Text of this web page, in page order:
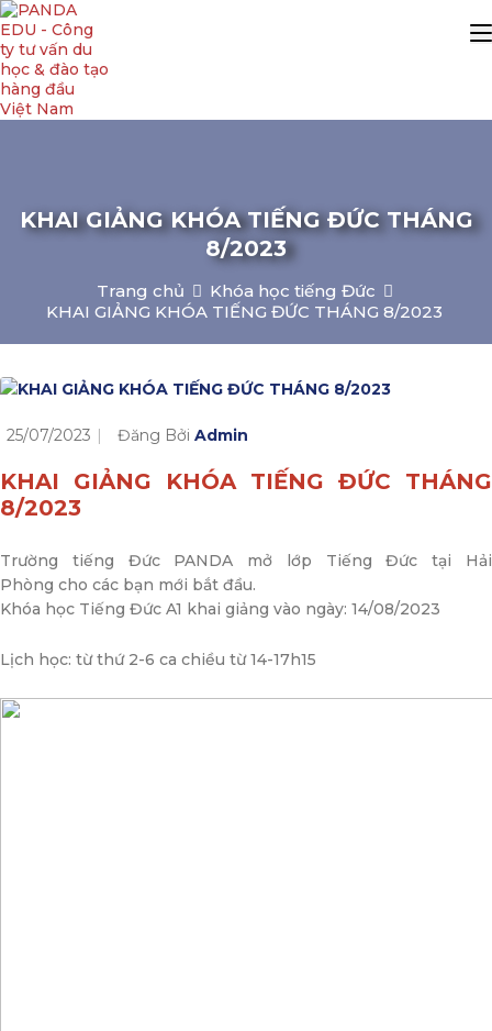
KHAI GIẢNG KHÓA TIẾNG ĐỨC THÁNG
8/2023
Trang chủ
Khóa học tiếng Đức
KHAI GIẢNG KHÓA TIẾNG ĐỨC THÁNG 8/2023
25/07/2023 Đăng Bởi Admin
KHAI GIẢNG KHÓA TIẾNG ĐỨC THÁNG
8/2023
Trường tiếng Đức PANDA mở lớp Tiếng Đức tại Hải
Phòng cho các bạn mới bắt đầu.
Khóa học Tiếng Đức A1 khai giảng vào ngày: 14/08/2023
Lịch học: từ thứ 2-6 ca chiều từ 14-17h15